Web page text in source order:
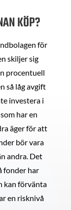
KÖP?
för
skiljer sig
procentuell
så låg avgift
investera i
har en
äger för att
bör vara
andra. Det
fonder har
kan förvänta
en risknivå